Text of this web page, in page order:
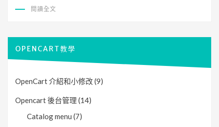
閱讀全文
OPENCART教學
OpenCart 介紹和小修改(9)
Opencart 後台管理 (14)
Catalog menu (7)